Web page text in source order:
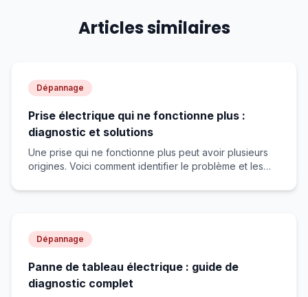
Articles similaires
Dépannage
Prise électrique qui ne fonctionne plus :
diagnostic et solutions
Une prise qui ne fonctionne plus peut avoir plusieurs
origines. Voici comment identifier le problème et les
Dépannage
Panne de tableau électrique : guide de
diagnostic complet